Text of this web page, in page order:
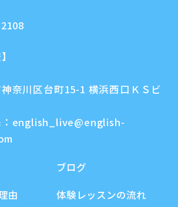
奈川区台町15-1 横浜西口ＫＳビ
english_live@english-
由
ブログ
体験レッスンの流れ